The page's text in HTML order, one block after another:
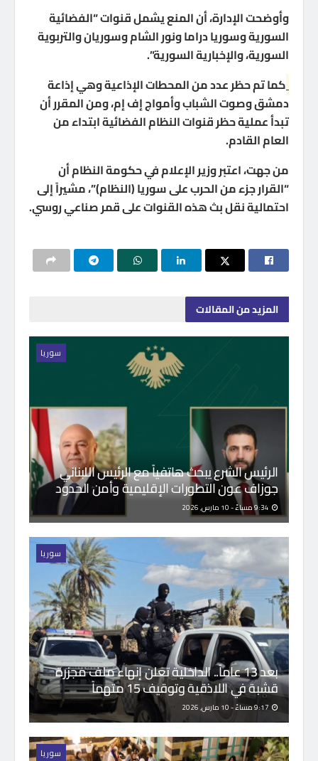
وأوضحت الإدارة، أن المنع يشمل قنوات “الفضائية
السورية وسوريا دراما ونور الشام وسوريان والتربوية
السورية، والإخبارية السورية”.
كما تم حظر عدد من المحطات الإذاعية وهي إذاعة
دمشق وصوت الشباب وأمواج إف إم، ومن المقرر أن
تبدأ عملية حظر قنوات النظام الفضائية ابتداء من
العام القادم.
من جهت، اعتبر وزير الإعلام في حكومة النظام أن
“القرار جزء من الحرب على سوريا (النظام)”، مشيراً إلى
احتمالية نقل بث هذه القنوات على قمر صناعي روسي.
المزيدمن المقالات
سوريا
الرئيس الشرع يبحث هاتفياً مع الرئيس اللبناني
جوزاف عون التطورات الإقليمية وأمن الحدود
سوريا
بعد 13 عاماً.. الداخلية تعلن إنهاء ملف مجزرة
قشبة في اللاذقية وتوقيف 15 متهماً
9:17 مساءً - 10 مارس, 2026
سوريا